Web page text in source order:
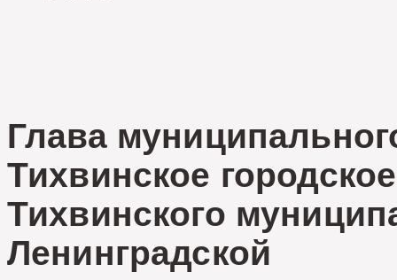
Глава
Тихвинское
Тихвинского